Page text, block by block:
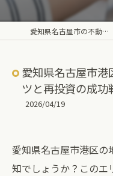
愛知県名古屋市の不動産なら株式会社有明ハウジング
愛知県名古屋市港
ツと再投資の成功
2026/04/19
愛知県名古屋市港区
知でしょうか？このエ